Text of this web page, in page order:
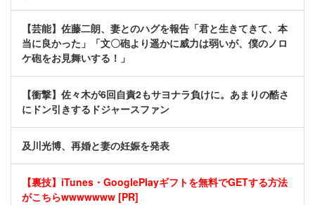
【芸能】佐藤二朗、妻とのハグを報告「君と生きてきて、本
当に良かった」「文〇砲より遥かに威力は弱いが、僕のノロ
ケ砲をお見舞いする！」
【衝撃】佐々木が6回自責2もサヨナラ負けに。あまりの酷さ
にドン引きするドジャースファン
及川光博、再婚と妻の妊娠を発表
【裏技】iTunes・GooglePlayギフトを無料でGETする方法
がこちらwwwwwww [PR]